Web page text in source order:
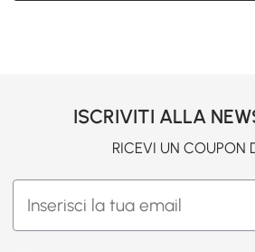
ISCRIVITI ALLA
RICEVI UN COUPON